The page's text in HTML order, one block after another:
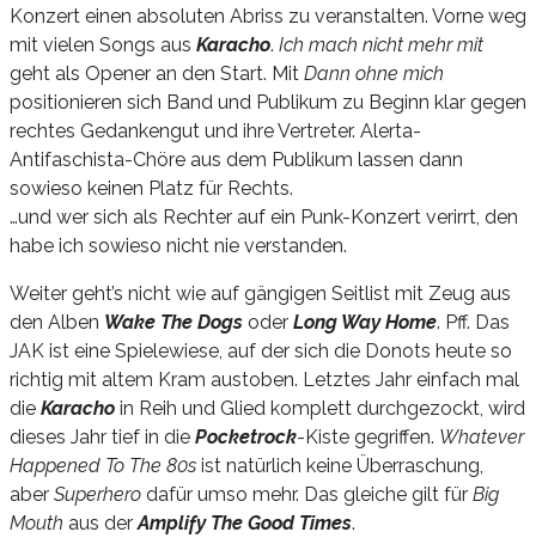
Konzert einen absoluten Abriss zu veranstalten. Vorne weg
mit vielen Songs aus Karacho. Ich mach nicht mehr mit
geht als Opener an den Start. Mit Dann ohne mich
positionieren sich Band und Publikum zu Beginn klar gegen
rechtes Gedankengut und ihre Vertreter. Alerta-
Antifaschista-Chöre aus dem Publikum lassen dann
sowieso keinen Platz für Rechts.
…und wer sich als Rechter auf ein Punk-Konzert verirrt, den
habe ich sowieso nicht nie verstanden.
Weiter geht’s nicht wie auf gängigen Seitlist mit Zeug aus
den Alben Wake The Dogs oder Long Way Home. Pff. Das
JAK ist eine Spielewiese, auf der sich die Donots heute so
richtig mit altem Kram austoben. Letztes Jahr einfach mal
die Karacho in Reih und Glied komplett durchgezockt, wird
dieses Jahr tief in die Pocketrock-Kiste gegriffen. Whatever
Happened To The 80s ist natürlich keine Überraschung,
aber Superhero dafür umso mehr. Das gleiche gilt für Big
Mouth aus der Amplify The Good Times.